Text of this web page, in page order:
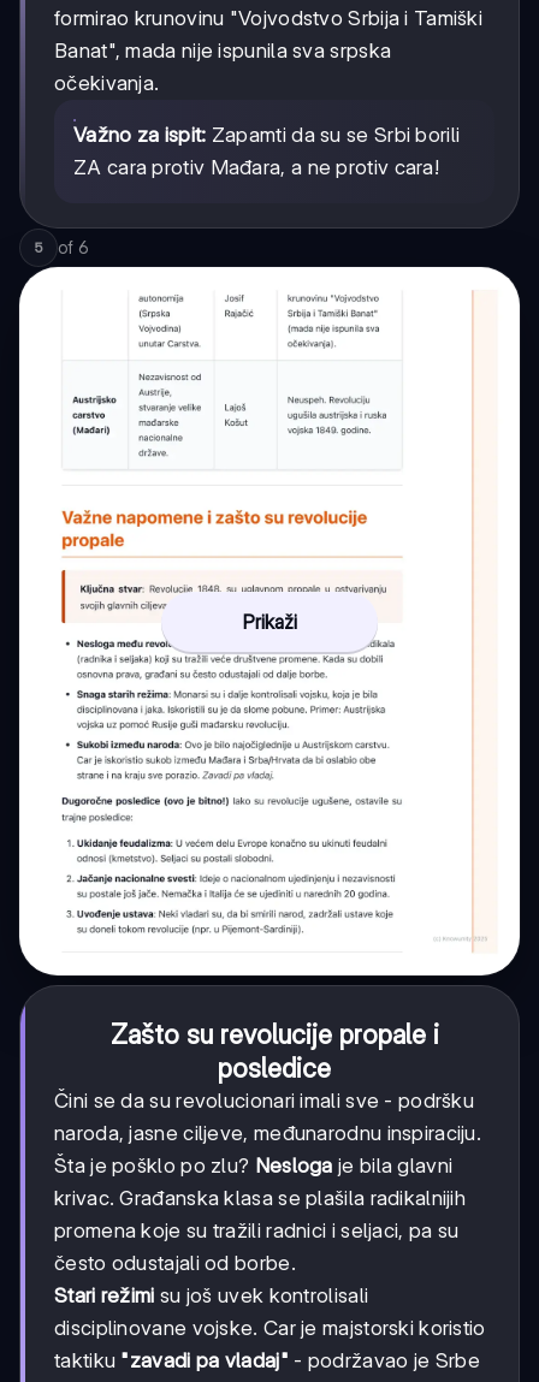
formirao krunovinu "Vojvodstvo Srbija i Tamiški
Banat", mada nije ispunila sva srpska
očekivanja.
Važno za ispit: Zapamti da su se Srbi borili
ZA cara protiv Mađara, a ne protiv cara!
5 of 6
Prikaži
Zašto su revolucije propale i
posledice
Čini se da su revolucionari imali sve - podršku
naroda, jasne ciljeve, međunarodnu inspiraciju.
Šta je pošklo po zlu? Nesloga je bila glavni
krivac. Građanska klasa se plašila radikalnijih
promena koje su tražili radnici i seljaci, pa su
često odustajali od borbe.
Stari režimi su još uvek kontrolisali
disciplinovane vojske. Car je majstorski koristio
taktiku "zavadi pa vladaj" - podržavao je Srbe